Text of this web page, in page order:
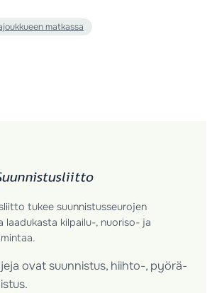
matkassa
tukee suunnistusseurojen
kilpailu-, nuoriso- ja
ovat suunnistus, hiihto-, pyörä-